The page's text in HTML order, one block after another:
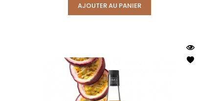
AJOUTER AU PANIER